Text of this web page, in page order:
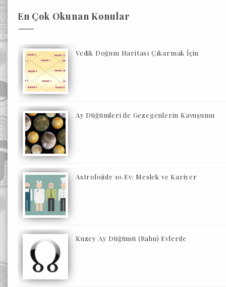
En Çok Okunan Konular
Vedik Doğum Haritası Çıkarmak İçin
Ay Düğümleri ile Gezegenlerin Kavuşumu
Astrolojide 10.Ev: Meslek ve Kariyer
Kuzey Ay Düğümü (Rahu) Evlerde